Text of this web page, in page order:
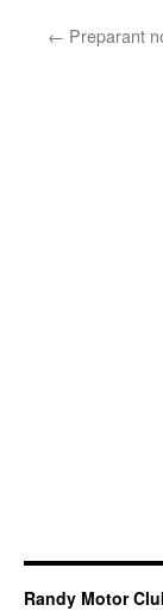
← Preparant
Randy Motor